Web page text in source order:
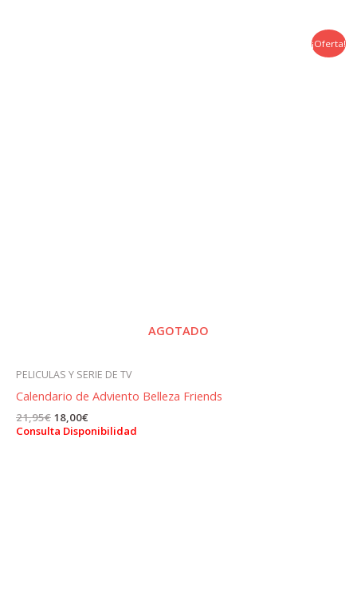
¡Oferta!
AGOTADO
PELICULAS Y SERIE DE TV
Calendario de Adviento Belleza Friends
21,95€ El
precio
18,00€
precio
Consulta Disponibilidad